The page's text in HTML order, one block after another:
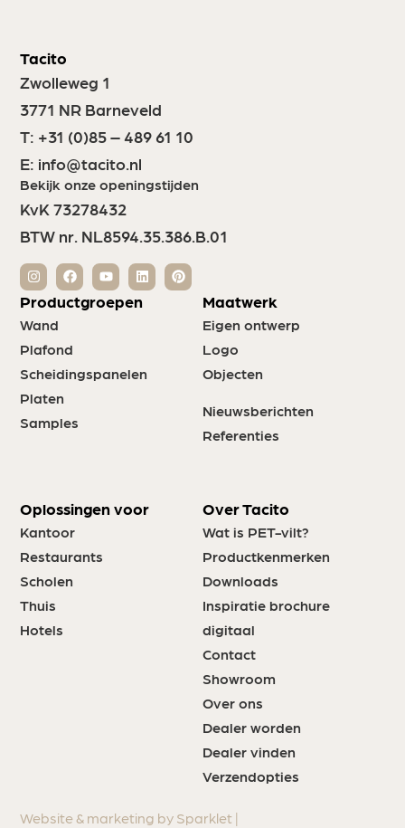
Tacito
Zwolleweg 1
3771 NR Barneveld
T: +31 (0)85 – 489 61 10
E: info@tacito.nl
Bekijk onze openingstijden
KvK 73278432
BTW nr. NL8594.35.386.B.01
Productgroepen
Wand
Plafond
Scheidingspanelen
Platen
Samples
Maatwerk
Eigen ontwerp
Logo
Objecten
Nieuwsberichten
Referenties
Oplossingen voor
Kantoor
Restaurants
Scholen
Thuis
Hotels
Over Tacito
Wat is PET-vilt?
Productkenmerken
Downloads
Inspiratie brochure
digitaal
Contact
Showroom
Over ons
Dealer worden
Dealer vinden
Verzendopties
Website & marketing by Sparklet |